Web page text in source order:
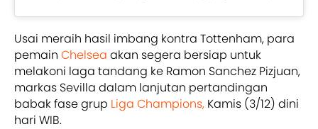
Usai meraih hasil imbang kontra Tottenham, para
pemain Chelsea akan segera bersiap untuk
melakoni laga tandang ke Ramon Sanchez Pizjuan,
markas Sevilla dalam lanjutan pertandingan
babak fase grup Liga Champions, Kamis (3/12) dini
hari WIB.